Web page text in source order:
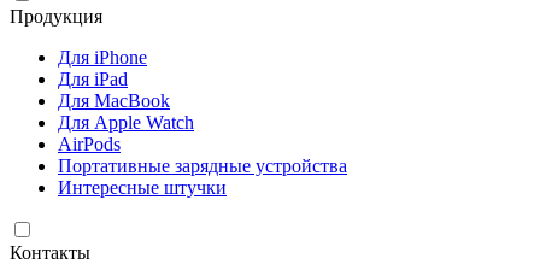
Продукция
Для iPhone
Для iPad
Для MacBook
Для Apple Watch
AirPods
Портативные зарядные устройства
Интересные штучки
Контакты